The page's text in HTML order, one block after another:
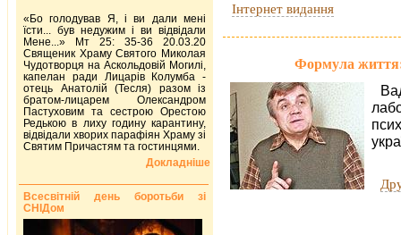
Інтернет видання
Формула життя:
«Бо голодував Я, і ви дали мені
їсти... був недужим і ви відвідали
Мене...» Мт 25: 35-36 20.03.20
Священик Храму Святого Миколая
Чудотворця на Аскольдовій Могилі,
капелан ради Лицарів Колумба -
отець Анатолій (Тесля) разом із
братом-лицарем Олександром
Пастуховим та сестрою Орестою
Редькою в лиху годину карантину,
відвідали хворих парафіян Храму зі
Святим Причастям та гостинцями.
Докладніше
Всесвітній день боротьби зі
СНІДом